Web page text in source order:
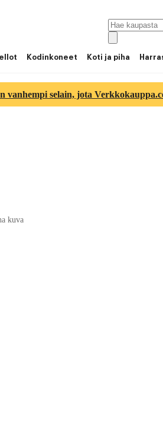
Kodinkoneet Koti ja piha
vanhempi selain, jota
kuva